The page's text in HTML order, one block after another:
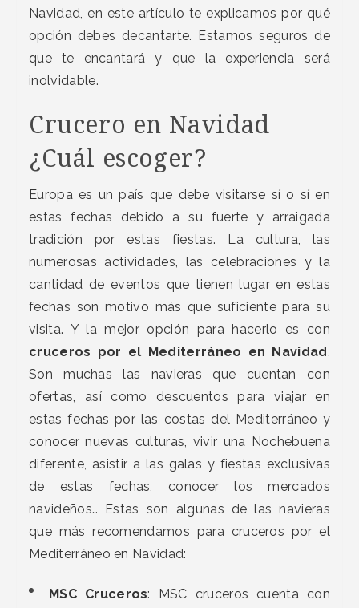
Navidad, en este artículo te explicamos por qué
opción debes decantarte. Estamos seguros de
que te encantará y que la experiencia será
inolvidable.
Crucero en Navidad
¿Cuál escoger?
Europa es un país que debe visitarse sí o sí en
estas fechas debido a su fuerte y arraigada
tradición por estas fiestas. La cultura, las
numerosas actividades, las celebraciones y la
cantidad de eventos que tienen lugar en estas
fechas son motivo más que suficiente para su
visita. Y la mejor opción para hacerlo es con
cruceros por el Mediterráneo en Navidad.
Son muchas las navieras que cuentan con
ofertas, así como descuentos para viajar en
estas fechas por las costas del Mediterráneo y
conocer nuevas culturas, vivir una Nochebuena
diferente, asistir a las galas y fiestas exclusivas
de estas fechas, conocer los mercados
navideños… Estas son algunas de las navieras
que más recomendamos para cruceros por el
Mediterráneo en Navidad:
MSC Cruceros: MSC cruceros cuenta con